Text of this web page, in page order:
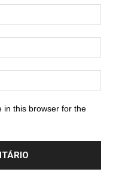
in this browser for the